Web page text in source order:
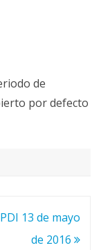
de
por defecto
13 de mayo
de 2016